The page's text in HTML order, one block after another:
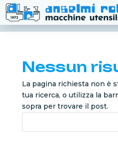
Nessun
La pagina richiesta non è
tua ricerca, o utilizza la
sopra per trovare il post.